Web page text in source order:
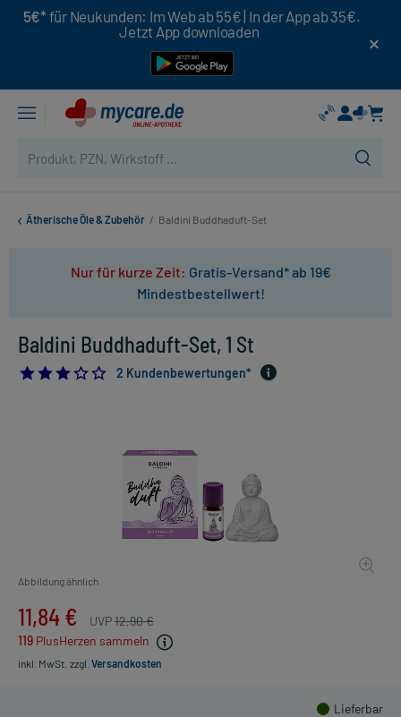
5€* für Neukunden: Im Web ab 55€ | In der App ab 35€.
Jetzt App downloaden
Ätherische Öle & Zubehör / Baldini Buddhaduft-Set
Nur für kurze Zeit: Gratis-Versand* ab 19€
Mindestbestellwert!
Baldini Buddhaduft-Set, 1 St
3.0
2 Kundenbewertungen*
Abbildung ähnlich
11,84 € UVP12,90 €
119 PlusHerzen sammeln
inkl. MwSt. zzgl. Versandkosten
Lieferbar